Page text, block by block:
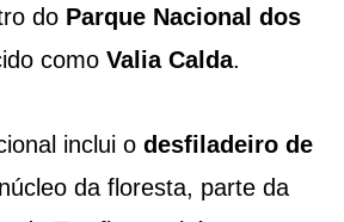
do Parque Nacional dos
como Valia Calda.
inclui odesfiladeiro de
da floresta, parte da